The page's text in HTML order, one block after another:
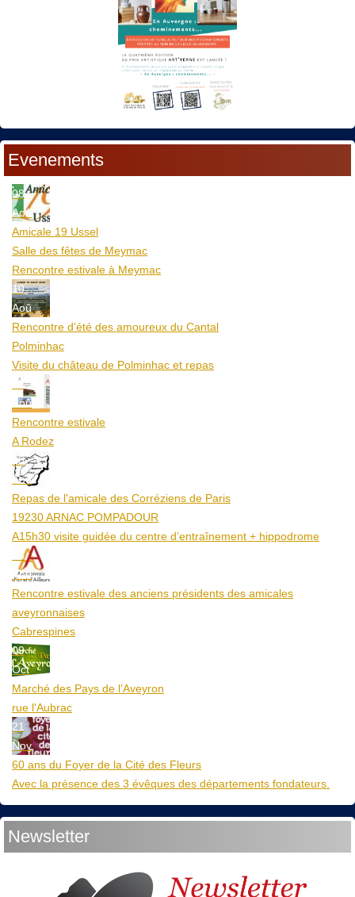
Evenements
08
Aoû
Amicale 19 Ussel
Salle des fêtes de Meymac
Rencontre estivale à Meymac
10
Aoû
Rencontre d'été des amoureux du Cantal
Polminhac
Visite du château de Polminhac et repas
12
Aoû
Rencontre estivale
A Rodez
23
Aoû
Repas de l'amicale des Corréziens de Paris
19230 ARNAC POMPADOUR
A15h30 visite guidée du centre d’entraînement + hippodrome
25
Aoû
Rencontre estivale des anciens présidents des amicales
aveyronnaises
Cabrespines
09
Oct
Marché des Pays de l’Aveyron
rue l'Aubrac
21
Nov
60 ans du Foyer de la Cité des Fleurs
Avec la présence des 3 évêques des départements fondateurs.
Newsletter